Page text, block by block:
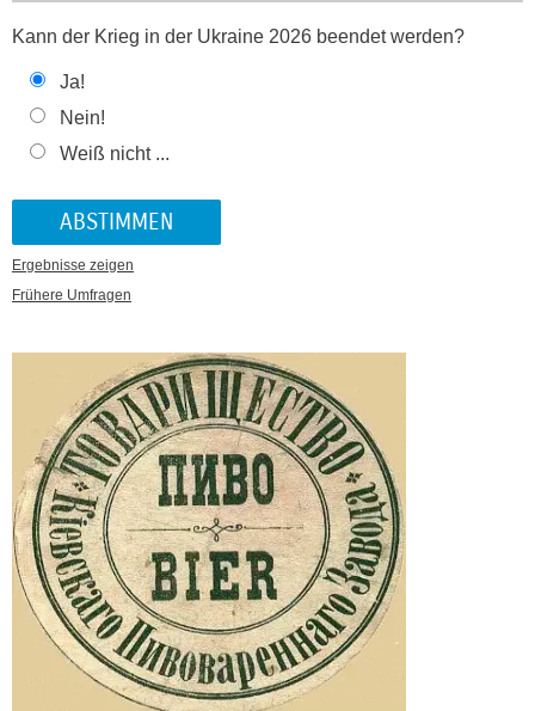
Kann der Krieg in der Ukraine 2026 beendet werden?
Ja!
Nein!
Weiß nicht ...
Ergebnisse zeigen
Frühere Umfragen